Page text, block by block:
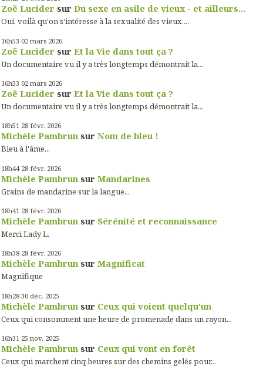
Zoë Lucider sur Du sexe en asile de vieux - et ailleurs...
Oui, voilà qu'on s'intéresse à la sexualité des vieux,...
16h53 02 mars 2026
Zoë Lucider sur Et la Vie dans tout ça ?
Un documentaire vu il y a très longtemps démontrait la...
16h53 02 mars 2026
Zoë Lucider sur Et la Vie dans tout ça ?
Un documentaire vu il y a très longtemps démontrait la...
18h51 28 févr. 2026
Michèle Pambrun sur Nom de bleu !
Bleu à l'âme...
18h44 28 févr. 2026
Michèle Pambrun sur Mandarines
Grains de mandarine sur la langue...
18h41 28 févr. 2026
Michèle Pambrun sur Sérénité et reconnaissance
Merci Lady L.
18h38 28 févr. 2026
Michèle Pambrun sur Magnificat
Magnifique
18h28 30 déc. 2025
Michèle Pambrun sur Ceux qui voient quelqu'un
Ceux qui consomment une heure de promenade dans un rayon...
16h31 25 nov. 2025
Michèle Pambrun sur Ceux qui vont en forêt
Ceux qui marchent cinq heures sur des chemins gelés pour...